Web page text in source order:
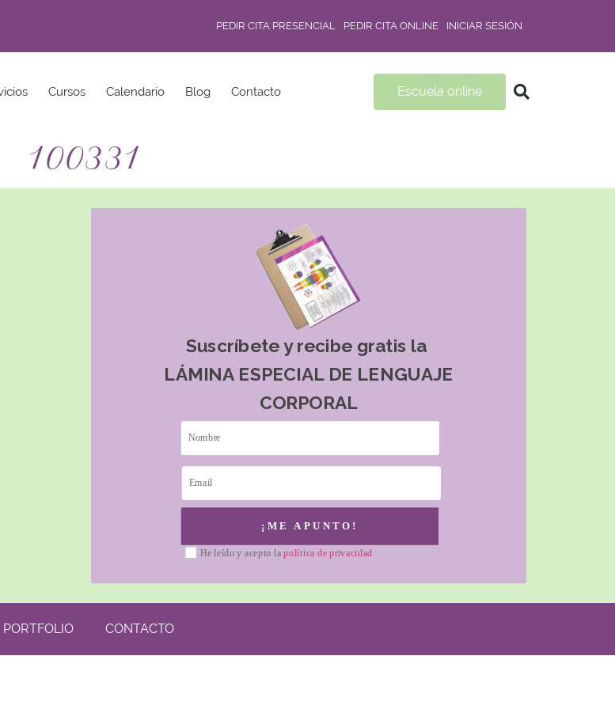
PEDIR CITA PRESENCIAL PEDIR CITA ONLINE INICIAR SESIÓN
Cursos Calendario Blog Contacto Escuela online
100331
Suscríbete y recibe gratis la
LÁMINA ESPECIAL DE LENGUAJE
CORPORAL
He leído y acepto lapolítica de privacidad
¡ME APUNTO!
PORTFOLIO CONTACTO